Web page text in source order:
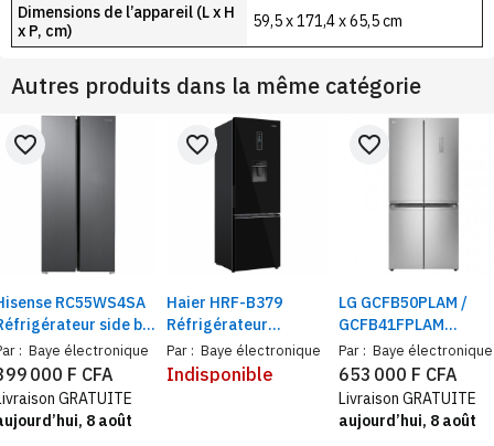
Dimensions de l’appareil (L x H
x P, cm)
59,5 x 171,4 x 65,5 cm
Autres produits dans la même catégorie
RC55WS4SA
side by
2 portes, 428
Inverter, inox
: Baye électronique
favorite_border
000 F CFA
GRATUITE
8 août
Haier HRF-B379
Réfrigérateur
Combiné avec
fontaine | Volume 320
Par : Baye électronique
favorite_border
Indisponible
LG GCFB50PLAM /
GCFB41FPLAM
réfrigérateur side by
side 4 portes 550L/
434L | Frigo
multiportes gris,
compresseur
Par : Baye électronique
favorite_border
653 000 F CFA
Livraison GRATUITE
aujourd’hui, 8 août